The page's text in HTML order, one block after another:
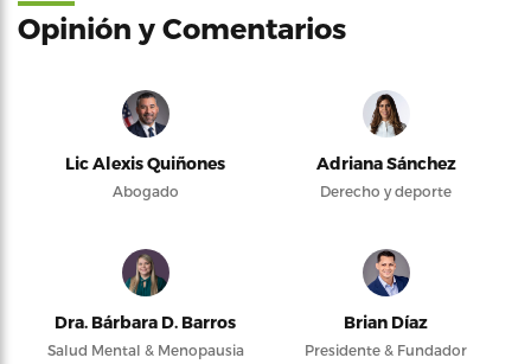
Opinión y Comentarios
Lic Alexis Quiñones
Abogado
Adriana Sánchez
Derecho y deporte
Dra. Bárbara D. Barros
Salud Mental & Menopausia
Brian Díaz
Presidente & Fundador